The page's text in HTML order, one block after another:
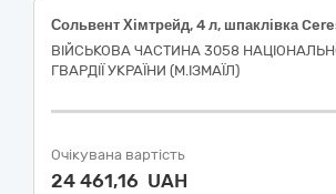
ВІЙСЬКОВА ЧАСТИНА 3058
ГВАРДІЇ УКРАЇНИ (М.ІЗМАЇЛ)
Очікувана вартість
24 461,16 UAH